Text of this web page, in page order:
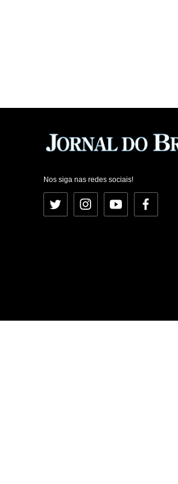
Nos siga nas redes sociais!
Twitter InstagramYouTubeFacebook